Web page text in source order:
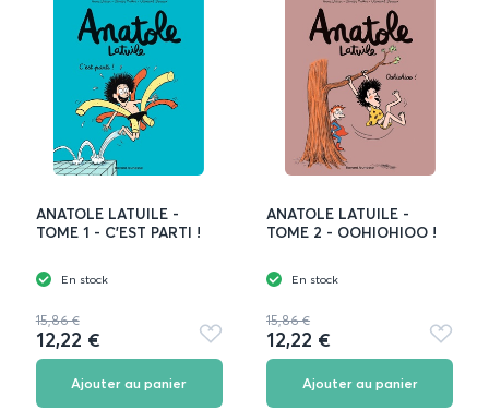
ANATOLE LATUILE -
TOME 1 - C'EST PARTI !
En stock
15,86 €
12,22 €
Ajouter
aux
Ajouter au panier
ANATOLE LATUILE -
TOME 2 - OOHIOHIOO !
En stock
15,86 €
12,22 €
Ajouter
aux
Ajouter au panier